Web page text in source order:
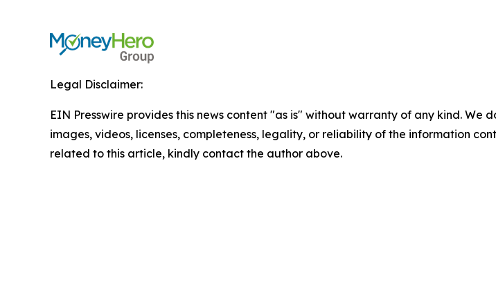
Legal Disclaimer:
EIN Presswire provides this news content "as is" without warranty of any kind.
images, videos, licenses, completeness, legality, or reliability of the information
related to this article, kindly contact the author above.